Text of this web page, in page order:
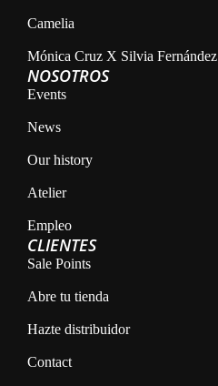
Camelia
Mónica Cruz X Silvia Fernández
NOSOTROS
Events
News
Our history
Atelier
Empleo
CLIENTES
Sale Points
Abre tu tienda
Hazte distribuidor
Contact